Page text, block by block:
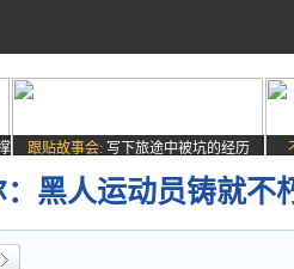
跟贴故事会: 写下旅途中被坑的经历
：黑人运动员铸就不